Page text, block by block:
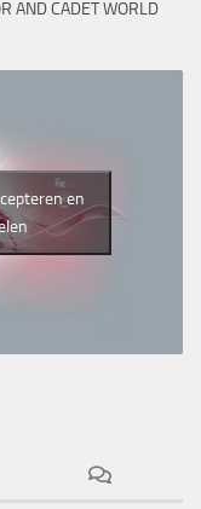
AND CADET WORLD
en